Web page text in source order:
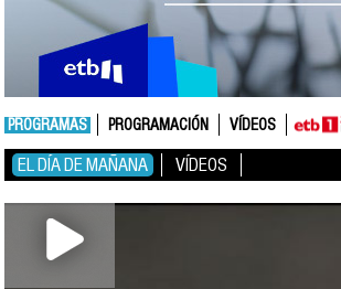
PROGRAMAS PROGRAMACIÓN VÍDEOS
EL DÍA DE MAÑANA VÍDEOS